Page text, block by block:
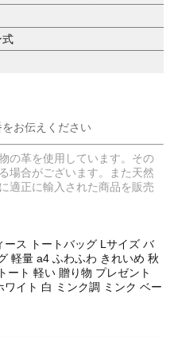
式
お伝えください
の革を使用しています。その
場合がございます。また天然
適正に輸入された商品を販売
ス トートバッグ Lサイズ バ
軽量 a4 ふわふわ きれいめ 秋
ート 軽い 贈り物 プレゼント
イト 白 ミンク調 ミンク ベー